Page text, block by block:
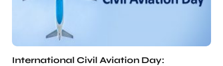
International Civil Aviation Day: